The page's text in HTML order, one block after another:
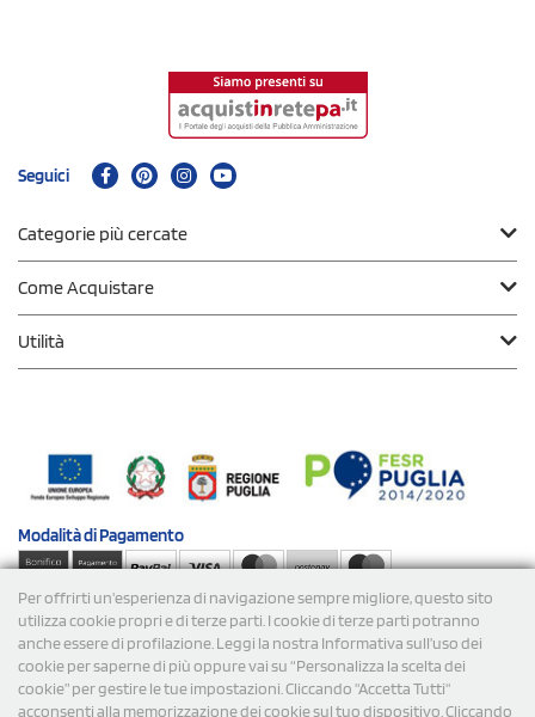
Per offrirti un'esperienza di navigazione sempre migliore, questo sito
utilizza cookie propri e di terze parti. I cookie di terze parti potranno
anche essere di profilazione. Leggi la nostra Informativa sull’uso dei
cookie per saperne di più oppure vai su “Personalizza la scelta dei
cookie” per gestire le tue impostazioni. Cliccando "Accetta Tutti"
acconsenti alla memorizzazione dei cookie sul tuo dispositivo. Cliccando
Seguici
Categorie più cercate
Come Acquistare
Utilità
Modalità diPagamento
Spedizioni